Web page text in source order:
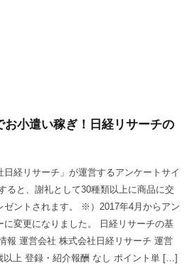
お小遣い稼ぎ！日経リサーチの
日経リサーチ」が運営するアンケートサイ
ると、謝礼として30種類以上に商品に交
ゼントされます。 ※）2017年4月からアン
変更になりました。 日経リサーチの基
報 運営会社 株式会社日経リサーチ 運営
以上 登録・紹介報酬 なし ポイント単 […]